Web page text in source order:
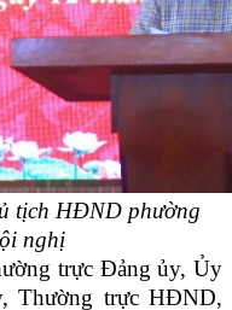
tịch HĐND phường
nghị
trực Đảng ủy, Ủy
Thường trực HĐND,